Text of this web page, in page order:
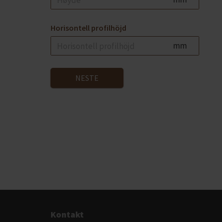
Horisontell profilhöjd
mm
NESTE
Kontakt